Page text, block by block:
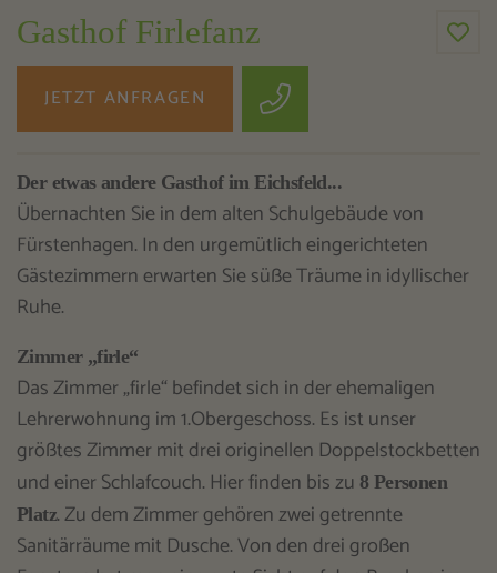
Gasthof Firlefanz
JETZT ANFRAGEN
Der etwas andere Gasthof im Eichsfeld...
Übernachten Sie in dem alten Schulgebäude von
Fürstenhagen. In den urgemütlich eingerichteten
Gästezimmern erwarten Sie süße Träume in idyllischer
Ruhe.
Zimmer „firle“
Das Zimmer „firle“ befindet sich in der ehemaligen
Lehrerwohnung im 1.Obergeschoss. Es ist unser
größtes Zimmer mit drei originellen Doppelstockbetten
und einer Schlafcouch. Hier finden bis zu 8 Personen
Platz. Zu dem Zimmer gehören zwei getrennte
Sanitärräume mit Dusche. Von den drei großen